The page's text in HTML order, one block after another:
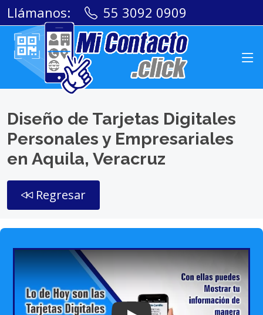
Llámanos: 55 3092 0909
Diseño de Tarjetas Digitales
Personales y Empresariales
en Aquila, Veracruz
Regresar